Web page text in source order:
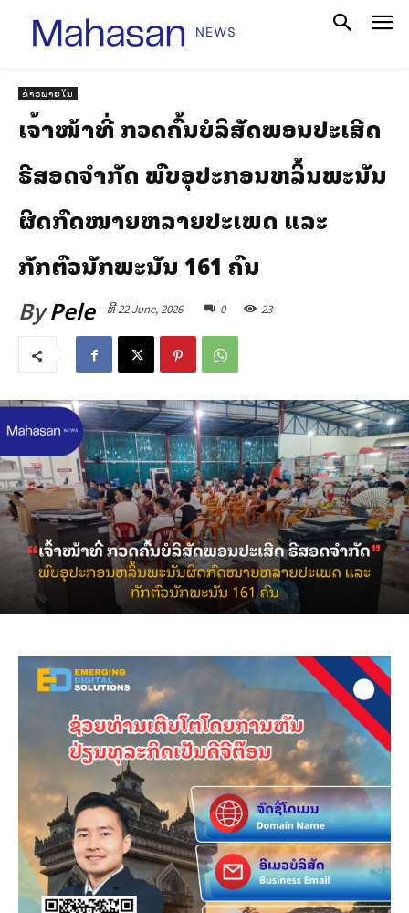
ຂ່າວພາຍໃນ
ເຈົ້າໜ້າທີ່ ກວດຄົ້ນບໍລິສັດພອນປະເສີດ
ຣີສອດຈໍາກັດ ພົບອຸປະກອນຫລິ້ນພະນັນ
ຜິດກົດໝາຍຫລາຍປະເພດ ແລະ
ກັກຕົວນັກພະນັນ 161 ຄົນ
ByPele ທີ 22 June, 2026 0 23